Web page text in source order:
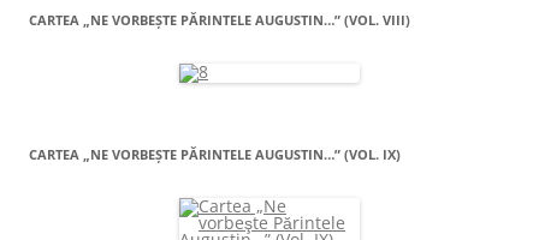
CARTEA „NE VORBEŞTE PĂRINTELE AUGUSTIN…” (VOL. VIII)
CARTEA „NE VORBEŞTE PĂRINTELE AUGUSTIN…” (VOL. IX)